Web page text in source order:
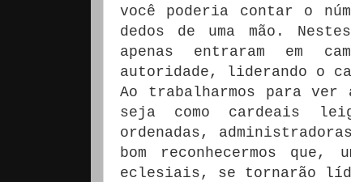
você poderia contar o
dedos de uma mão.
apenas entraram em
autoridade, liderando o
Ao trabalharmos para
seja como cardeais
ordenadas,
bom reconhecermos que,
eclesiais, se tornarão